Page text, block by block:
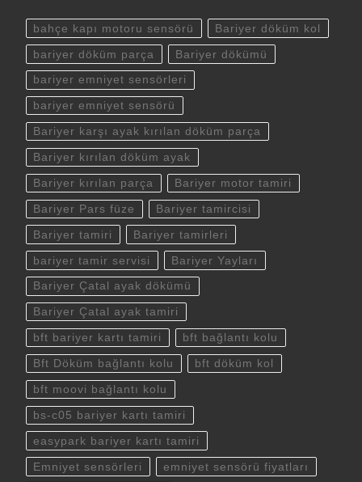
bahçe kapı motoru sensörü Bariyer döküm kol
bariyer döküm parça Bariyer dökümü
bariyer emniyet sensörleri
bariyer emniyet sensörü
Bariyer karşı ayak kırılan döküm parça
Bariyer kırılan döküm ayak
Bariyer kırılan parça Bariyer motor tamiri
Bariyer Pars füze Bariyer tamircisi
Bariyer tamiri Bariyer tamirleri
bariyer tamir servisi Bariyer Yayları
Bariyer Çatal ayak dökümü
Bariyer Çatal ayak tamiri
bft bariyer kartı tamiri bft bağlantı kolu
Bft Döküm bağlantı kolu bft döküm kol
bft moovi bağlantı kolu
bs-c05 bariyer kartı tamiri
easypark bariyer kartı tamiri
Emniyet sensörleri emniyet sensörü fiyatları